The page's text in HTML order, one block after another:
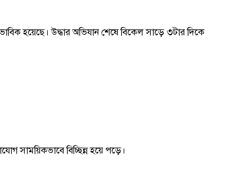
হয়েছে। উদ্ধার অভিযান শেষে বিকেল সাড়ে ৩টার দিকে
সাময়িকভাবে বিচ্ছিন্ন হয়ে পড়ে।